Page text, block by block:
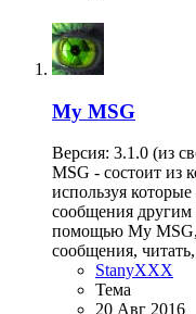
My MSG
Версия: 3.1.0 (из
MSG - состоит из
используя
сообщения другим
помощью My MSG,
сообщения,
StanyXXX
Тема
20 Авг 2016